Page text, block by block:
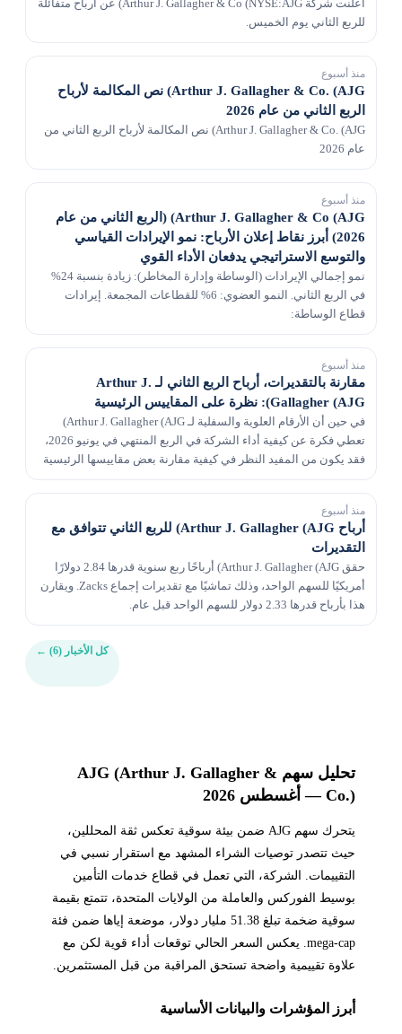
أعلنت شركة Arthur J. Gallagher & Co (NYSE:AJG) عن أرباح متفائلة
للربع الثاني يوم الخميس.
منذ أسبوع
Arthur J. Gallagher & Co. (AJG) نص المكالمة لأرباح
الربع الثاني من عام 2026
Arthur J. Gallagher & Co. (AJG) نص المكالمة لأرباح الربع الثاني من
عام 2026
منذ أسبوع
Arthur J. Gallagher & Co (AJG) (الربع الثاني من عام
2026) أبرز نقاط إعلان الأرباح: نمو الإيرادات القياسي
والتوسع الاستراتيجي يدفعان الأداء القوي
نمو إجمالي الإيرادات (الوساطة وإدارة المخاطر): زيادة بنسبة 24%
في الربع الثاني. النمو العضوي: 6% للقطاعات المجمعة. إيرادات
قطاع الوساطة:
منذ أسبوع
مقارنة بالتقديرات، أرباح الربع الثاني لـ Arthur J.
Gallagher (AJG): نظرة على المقاييس الرئيسية
في حين أن الأرقام العلوية والسفلية لـ Arthur J. Gallagher (AJG)
تعطي فكرة عن كيفية أداء الشركة في الربع المنتهي في يونيو 2026،
فقد يكون من المفيد النظر في كيفية مقارنة بعض مقاييسها الرئيسية
منذ أسبوع
أرباح Arthur J. Gallagher (AJG) للربع الثاني تتوافق مع
التقديرات
حقق Arthur J. Gallagher (AJG) أرباحًا ربع سنوية قدرها 2.84 دولارًا
أمريكيًا للسهم الواحد، وذلك تماشيًا مع تقديرات إجماع Zacks. ويقارن
هذا بأرباح قدرها 2.33 دولار للسهم الواحد قبل عام.
كل الأخبار (6) ←
تحليل سهم AJG (Arthur J. Gallagher &
Co.) — أغسطس 2026
يتحرك سهم AJG ضمن بيئة سوقية تعكس ثقة المحللين،
حيث تتصدر توصيات الشراء المشهد مع استقرار نسبي في
التقييمات. الشركة، التي تعمل في قطاع خدمات التأمين
بوسيط الفوركس والعاملة من الولايات المتحدة، تتمتع بقيمة
سوقية ضخمة تبلغ 51.38 مليار دولار، موضعة إياها ضمن فئة
mega-cap. يعكس السعر الحالي توقعات أداء قوية لكن مع
علاوة تقييمية واضحة تستحق المراقبة من قبل المستثمرين.
أبرز المؤشرات والبيانات الأساسية